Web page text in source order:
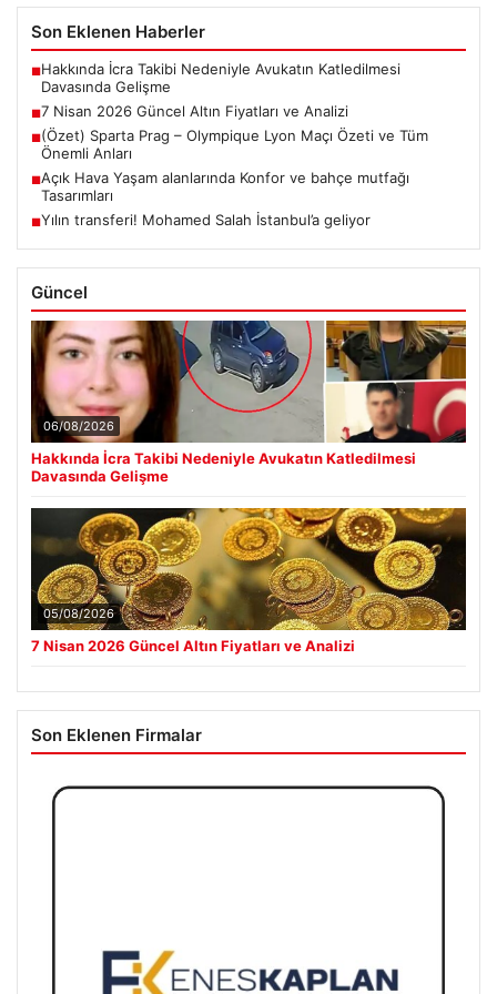
Son Eklenen Haberler
■Hakkında İcra Takibi Nedeniyle Avukatın Katledilmesi
Davasında Gelişme
■7 Nisan 2026 Güncel Altın Fiyatları ve Analizi
■(Özet) Sparta Prag – Olympique Lyon Maçı Özeti ve Tüm
Önemli Anları
■Açık Hava Yaşam alanlarında Konfor ve bahçe mutfağı
Tasarımları
■Yılın transferi! Mohamed Salah İstanbul’a geliyor
Güncel
06/08/2026
Hakkında İcra Takibi Nedeniyle Avukatın Katledilmesi
Davasında Gelişme
05/08/2026
7 Nisan 2026 Güncel Altın Fiyatları ve Analizi
Son Eklenen Firmalar